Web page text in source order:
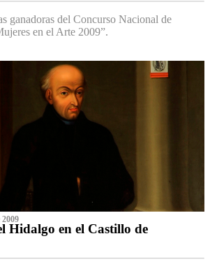
ganadoras del Concurso Nacional de
en el Arte 2009”.
Hidalgo en el Castillo de